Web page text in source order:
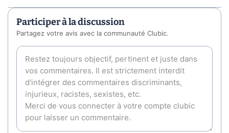
Participer à la discussion
Partagez votre avis avec la communauté Clubic.